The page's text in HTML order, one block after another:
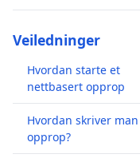
Veiledninger
Hvordan starte et
nettbasert opprop
Hvordan skriver
opprop?